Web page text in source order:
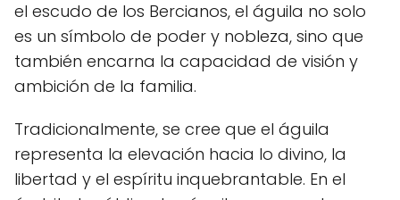
el escudo de los Bercianos, el águila no solo
es un símbolo de poder y nobleza, sino que
también encarna la capacidad de visión y
ambición de la familia.
Tradicionalmente, se cree que el águila
representa la elevación hacia lo divino, la
libertad y el espíritu inquebrantable. En el